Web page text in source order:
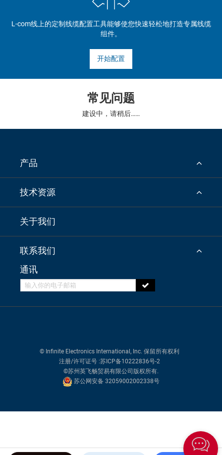
L-com线上的定制线缆配置工具能够使您快速轻松地打造专属线缆
组件。
开始配置
常见问题
建设中，请稍后……
产品
技术资源
关于我们
联系我们
通讯
© Infinite Electronics International, Inc. 保留所有权利
注册/许可证号 :苏ICP备10222836号-2
©苏州英飞畅贸易有限公司版权所有.
苏公网安备 32059002002338号